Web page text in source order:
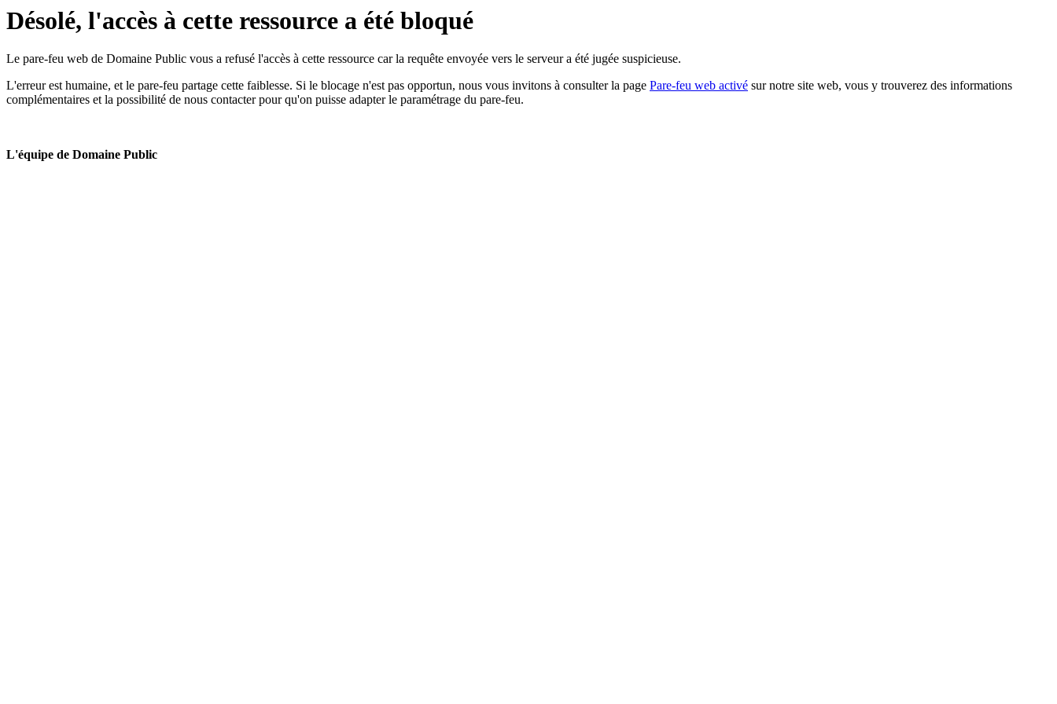
Désolé, l'accès à cette ressource a été bloqué
Le pare-feu web de Domaine Public vous a refusé l'accès à cette ressource car la requête envoyée vers le serveur a été jugée suspicieuse.
L'erreur est humaine, et le pare-feu partage cette faiblesse. Si le blocage n'est pas opportun, nous vous invitons à consulter la page Pare-feu web activé sur notre site web, vous y trouverez des informations
complémentaires et la possibilité de nous contacter pour qu'on puisse adapter le paramétrage du pare-feu.
L'équipe de Domaine Public